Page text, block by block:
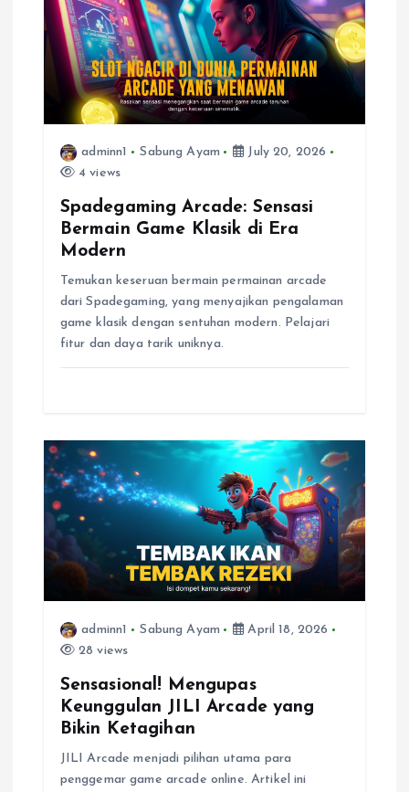
a
adminn1 Sabung Ayam
July 20, 2026
4 views
Spadegaming Arcade: Sensasi
Bermain Game Klasik di Era
Modern
Temukan keseruan bermain permainan arcade
dari Spadegaming, yang menyajikan pengalaman
game klasik dengan sentuhan modern. Pelajari
fitur dan daya tarik uniknya.
adminn1 Sabung Ayam
April 18, 2026
28 views
Sensasional! Mengupas
Keunggulan JILI Arcade yang
Bikin Ketagihan
JILI Arcade menjadi pilihan utama para
penggemar game arcade online. Artikel ini